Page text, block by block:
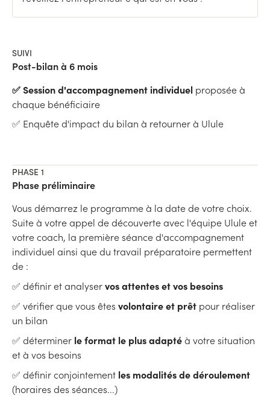
SUIVI
Post-bilan à 6 mois
✅ Session d'accompagnement individuel proposée à
chaque bénéficiaire
✅ Enquête d'impact du bilan à retourner à Ulule
PHASE 1
Phase préliminaire
Vous démarrez le programme à la date de votre choix.
Suite à votre appel de découverte avec l'équipe Ulule et
votre coach, la première séance d'accompagnement
individuel ainsi que du travail préparatoire permettent
de :
✅ définir et analyservos attentes et vos besoins
✅ vérifier que vous êtes volontaire et prêt pour réaliser
un bilan
✅ déterminer le format le plus adaptéà votre situation
et à vos besoins
✅ définir conjointement les modalités de déroulement
(horaires des séances...)